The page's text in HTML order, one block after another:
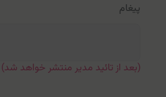
پیغام
(بعد از تائید مدیر منتشر خواهد شد)